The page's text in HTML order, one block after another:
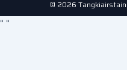
© 2026
" "